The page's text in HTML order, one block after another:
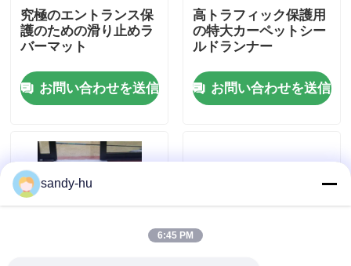
品質管理
ニュース
事件
床の保護装置
究極のエントランス保
護のための滑り止めラ
バーマット
お問い合わせを送信
高トラフィック保護用
の特大カーペットシー
ルドランナー
お問い合わせを送信
sandy-hu
6:45 PM